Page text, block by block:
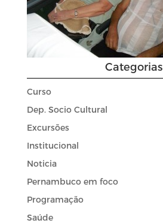
Categorias
Curso
Dep. Socio Cultural
Excursões
Institucional
Noticia
Pernambuco em foco
Programação
Saúde